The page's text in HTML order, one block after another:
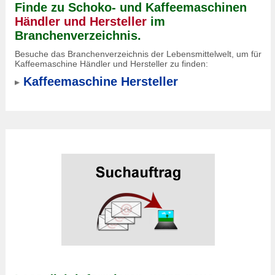
Finde zu Schoko- und Kaffeemaschinen
Händler und Hersteller im
Branchenverzeichnis.
Besuche das Branchenverzeichnis der Lebensmittelwelt, um für
Kaffeemaschine Händler und Hersteller zu finden:
Kaffeemaschine Hersteller